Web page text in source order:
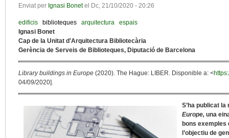
Enviat per Ignasi Bonetel Dc, 21/10/2020 - 20:26
edificis biblioteques arquitectura
espais
Ignasi Bonet
Cap de la Unitat d'Arquitectura Bibliotecària
Gerència de Serveis de Biblioteques, Diputació de Barcelona
Library buildings in Europe (2020). The Hague: LIBER. Disponible a: <
04/09/2020].
S’ha publicat
Europe, una
bons exemples
l’objectiu de